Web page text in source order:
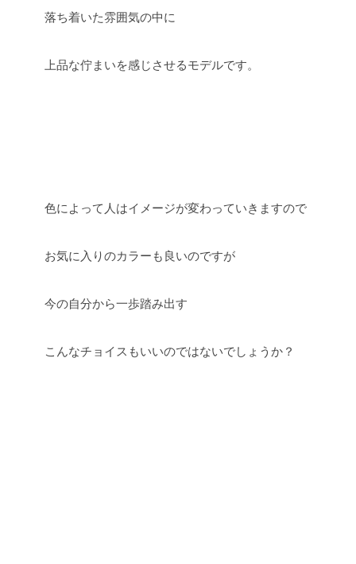
落ち着いた雰囲気の中に
上品な佇まいを感じさせるモデルです。
色によって人はイメージが変わっていきますので
お気に入りのカラーも良いのですが
今の自分から一歩踏み出す
こんなチョイスもいいのではないでしょうか？